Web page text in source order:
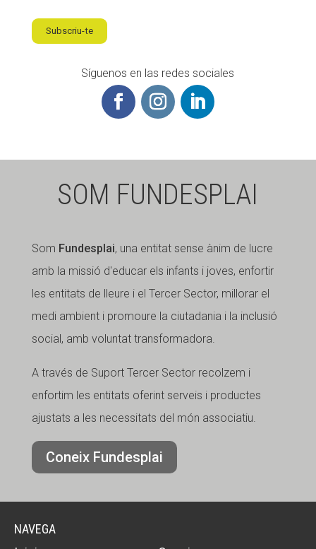
Subscriu-te
Síguenos en las redes sociales
SOM FUNDESPLAI
Som Fundesplai, una entitat sense ànim de lucre
amb la missió d'educar els infants i joves, enfortir
les entitats de lleure i el Tercer Sector, millorar el
medi ambient i promoure la ciutadania i la inclusió
social, amb voluntat transformadora.
A través de Suport Tercer Sector recolzem i
enfortim les entitats oferint serveis i productes
ajustats a les necessitats del món associatiu.
Coneix Fundesplai
NAVEGA